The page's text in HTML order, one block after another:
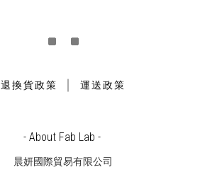
退換貨政策 ｜ 運送政策
- About Fab Lab -
晨妍國際貿易有限公司